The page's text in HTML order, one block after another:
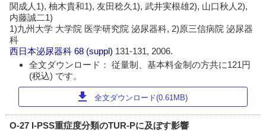
関成人1), 柚木貴和1), 友田稔久1), 武井実根雄2), 山口秋人2),
内藤誠二1)
1)九州大学 大学院 医学研究院 泌尿器科, 2)原三信病院 泌尿器
科
西日本泌尿器科 68 (suppl) 131-131, 2006.
全文ダウンロード： 従量制、基本料金制の方共に121円
(税込) です。
download 全文ダウンロード(0.61MB)
O-27 I-PSS重症度分類のTUR-Pに及ぼす影響